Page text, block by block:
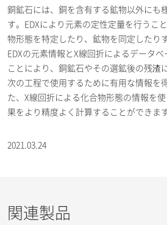
銅鉱石には、銅を含有する鉱物以外にも
す。EDXにより元素の定性定量を行うこ
物形態を特定したり、鉱物を同定したり
EDXの元素情報とX線回折によるデータ
ことにより、銅鉱石やその選鉱後の残渣
次の工程で使用するために有用な情報を
た、X線回折による化合物形態の情報を
果をより精度よく計算することができます
2021.03.24
関連製品